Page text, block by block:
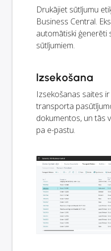
Drukājiet sūtījumu
Business Central.
automātiski ģenerēti
sūtījumiem.
Izsekošana
Izsekošanas saites
transporta
dokumentos, un tās
pa e-pastu.